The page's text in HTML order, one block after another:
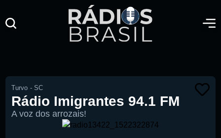
Turvo -SC
Rádio Imigrantes 94.1 FM
A voz dos arrozais!